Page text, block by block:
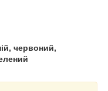
червоний,